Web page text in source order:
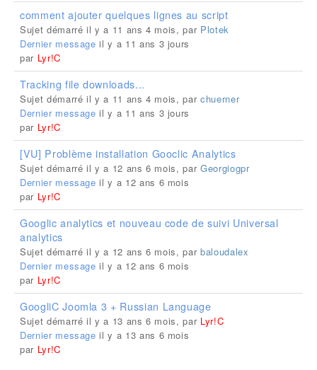
comment ajouter quelques lignes au script
Sujet démarré il y a 11 ans 4 mois, par Plotek
Dernier message il y a 11 ans 3 jours
par Lyr!C
Tracking file downloads...
Sujet démarré il y a 11 ans 4 mois, par chuerner
Dernier message il y a 11 ans 3 jours
par Lyr!C
[VU] Problème installation Gooclic Analytics
Sujet démarré il y a 12 ans 6 mois, par Georgiogpr
Dernier message il y a 12 ans 6 mois
par Lyr!C
Googlic analytics et nouveau code de suivi Universal
analytics
Sujet démarré il y a 12 ans 6 mois, par baloudalex
Dernier message il y a 12 ans 6 mois
par Lyr!C
GoogliC Joomla 3 + Russian Language
Sujet démarré il y a 13 ans 6 mois, par Lyr!C
Dernier message il y a 13 ans 6 mois
par Lyr!C